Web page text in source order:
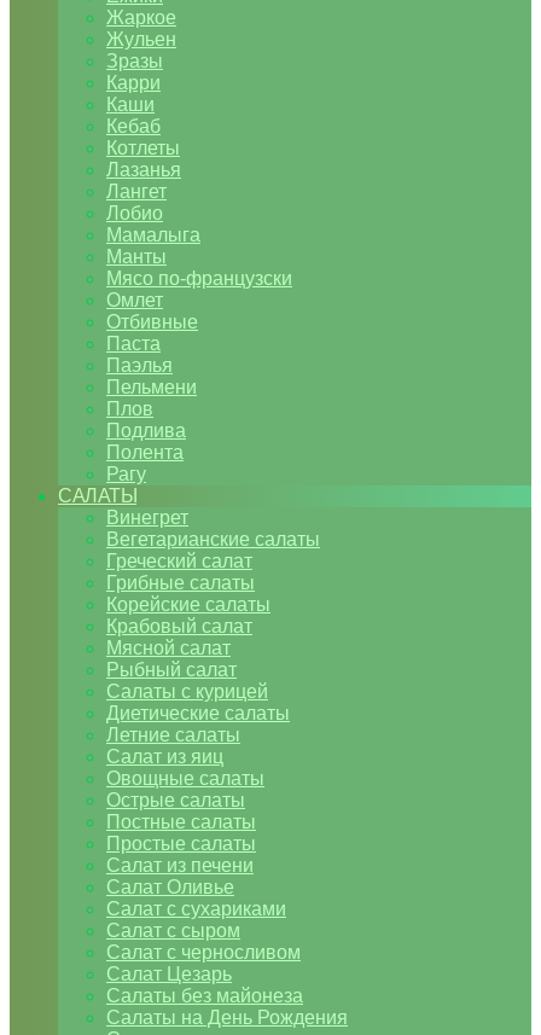
Жаркое
Жульен
Зразы
Карри
Каши
Кебаб
Котлеты
Лазанья
Лангет
Лобио
Мамалыга
Манты
Мясо по-французски
Омлет
Отбивные
Паста
Паэлья
Пельмени
Плов
Подлива
Полента
Рагу
САЛАТЫ
Винегрет
Вегетарианские салаты
Греческий салат
Грибные салаты
Корейские салаты
Крабовый салат
Мясной салат
Рыбный салат
Салаты с курицей
Диетические салаты
Летние салаты
Салат из яиц
Овощные салаты
Острые салаты
Постные салаты
Простые салаты
Салат из печени
Салат Оливье
Салат с сухариками
Салат с сыром
Салат с черносливом
Салат Цезарь
Салаты без майонеза
Салаты на День Рождения